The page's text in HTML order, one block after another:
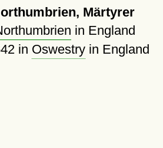
Märtyrer
in England
in Oswestryin England